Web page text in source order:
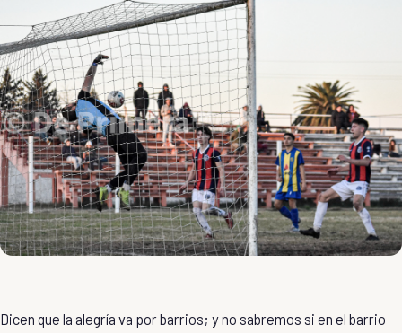
Dicen que la alegría va por barrios; y no sabremos si en el barrio